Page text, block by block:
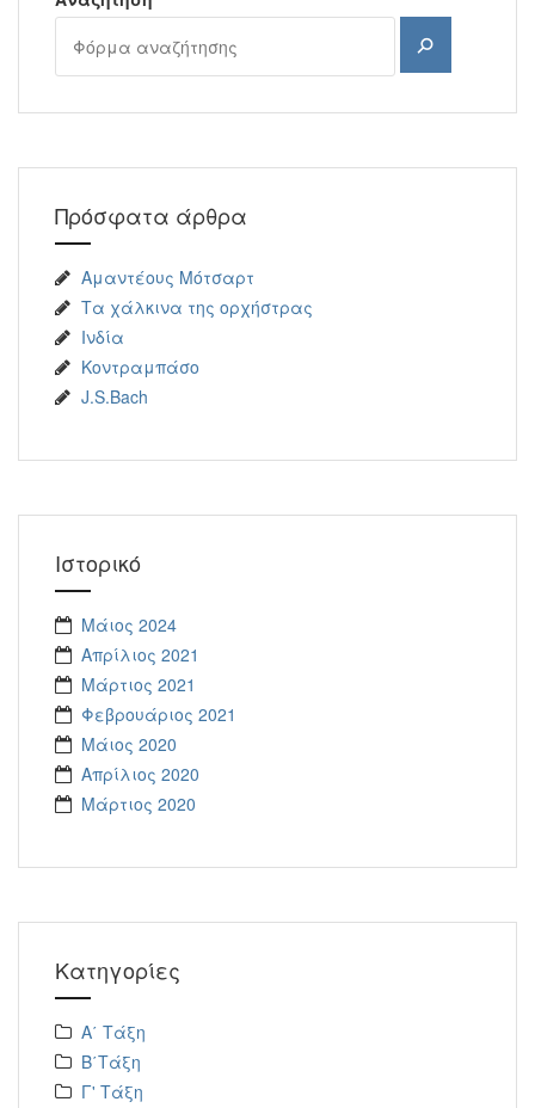
Αναζήτηση
Πρόσφατα άρθρα
Αμαντέους Μότσαρτ
Τα χάλκινα της ορχήστρας
Ινδία
Κοντραμπάσο
J.S.Bach
Ιστορικό
Μάιος 2024
Απρίλιος 2021
Μάρτιος 2021
Φεβρουάριος 2021
Μάιος 2020
Απρίλιος 2020
Μάρτιος 2020
Kατηγορίες
Α΄ Τάξη
Β΄Τάξη
Γ' Τάξη